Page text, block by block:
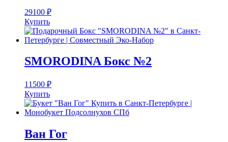
29100 ₽
Купить
SMORODINA Бокс №2
11500 ₽
Купить
Ван Гог